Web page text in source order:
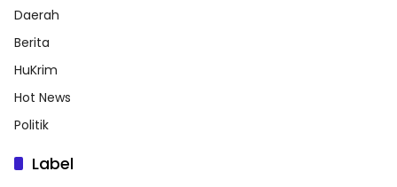
Daerah
Berita
HuKrim
Hot News
Politik
Label